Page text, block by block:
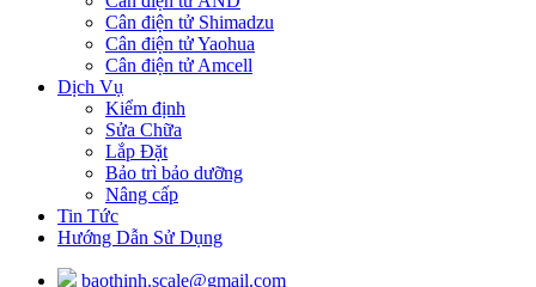
Cân điện tử Shimadzu
Cân điện tử Yaohua
Cân điện tử Amcell
Dịch Vụ
Kiểm định
Sửa Chữa
Lắp Đặt
Bảo trì bảo dưỡng
Nâng cấp
Tin Tức
Hướng Dẫn Sử Dụng
baothinh.scale@gmail.com